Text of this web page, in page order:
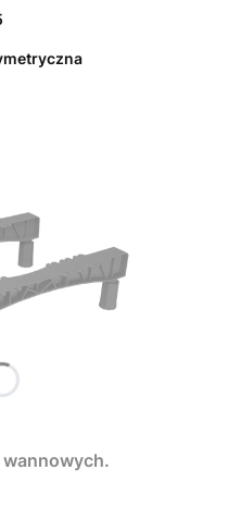
wannowych.